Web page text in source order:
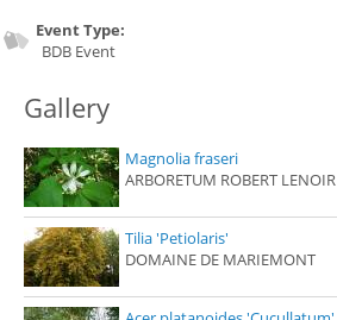
Event Type:
BDB Event
Gallery
Magnolia fraseri
ARBORETUM ROBERT LENOIR
Tilia 'Petiolaris'
DOMAINE DE MARIEMONT